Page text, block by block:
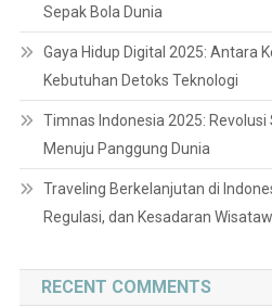
Sepak Bola Dunia
Gaya Hidup Digital 2025: Antara
Kebutuhan Detoks Teknologi
Timnas Indonesia 2025:
Menuju Panggung Dunia
Traveling Berkelanjutan di
Regulasi, dan Kesadaran
RECENT COMMENTS